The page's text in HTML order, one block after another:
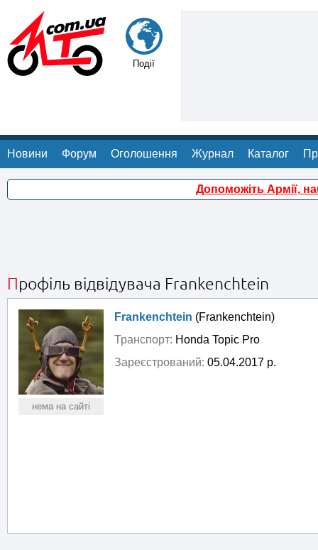
Події
Новини Форум Оголошення Журнал Каталог
Допоможіть Армії,
Профіль відвідувача Frankenchtein
нема на сайті
Frankenchtein (Frankenchtein)
Транспорт: Honda Topic Pro
Зареєстрований: 05.04.2017 р.